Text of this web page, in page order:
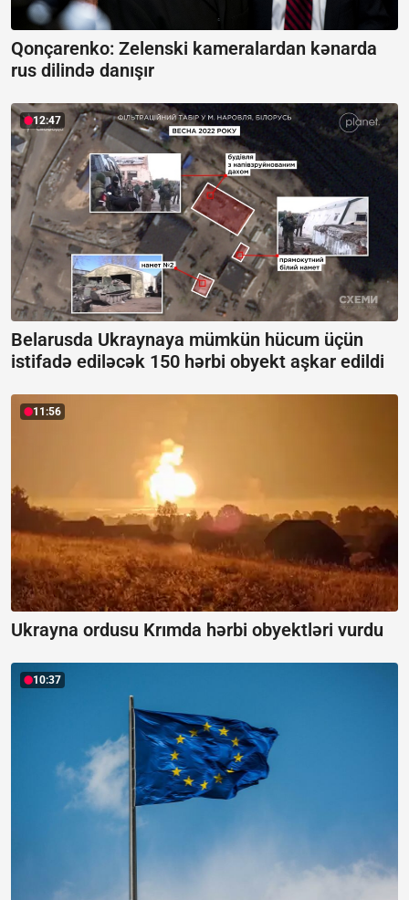
Qonçarenko: Zelenski kameralardan kənarda
rus dilində danışır
12:47
Belarusda Ukraynaya mümkün hücum üçün
istifadə ediləcək 150 hərbi obyekt aşkar edildi
11:56
Ukrayna ordusu Krımda hərbi obyektləri vurdu
10:37